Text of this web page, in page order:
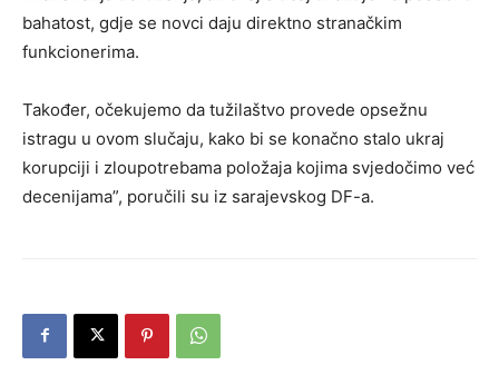
bahatost, gdje se novci daju direktno stranačkim
funkcionerima.
Također, očekujemo da tužilaštvo provede opsežnu
istragu u ovom slučaju, kako bi se konačno stalo ukraj
korupciji i zloupotrebama položaja kojima svjedočimo već
decenijama”, poručili su iz sarajevskog DF-a.